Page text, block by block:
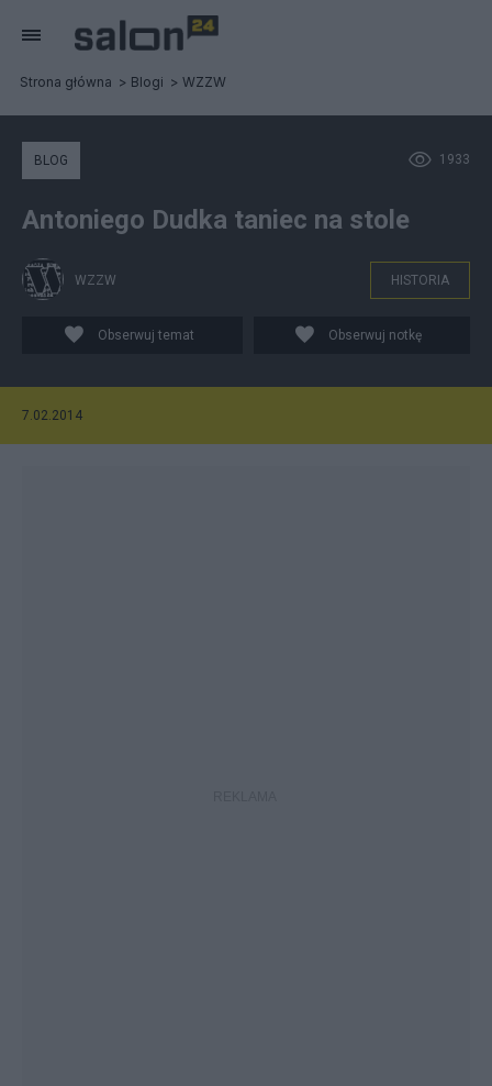
Strona główna Blogi WZZW
1933
BLOG
Antoniego Dudka taniec na stole
WZZW HISTORIA
Obserwuj temat Obserwuj notkę
7.02.2014